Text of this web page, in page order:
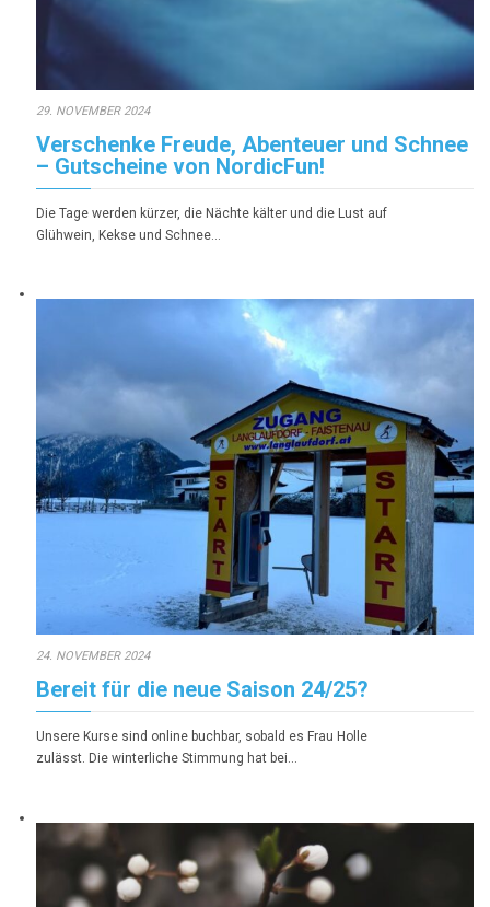
29. NOVEMBER 2024
Verschenke Freude, Abenteuer und Schnee
– Gutscheine von NordicFun!
Die Tage werden kürzer, die Nächte kälter und die Lust auf
Glühwein, Kekse und Schnee…
24. NOVEMBER 2024
Bereit für die neue Saison 24/25?
Unsere Kurse sind online buchbar, sobald es Frau Holle
zulässt. Die winterliche Stimmung hat bei…